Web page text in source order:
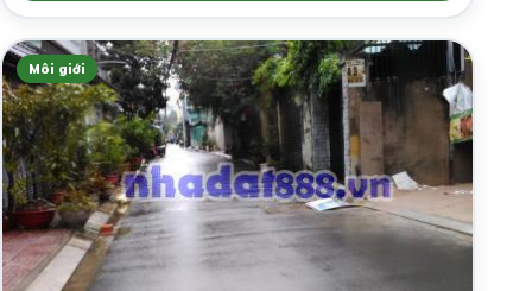
Môi giới